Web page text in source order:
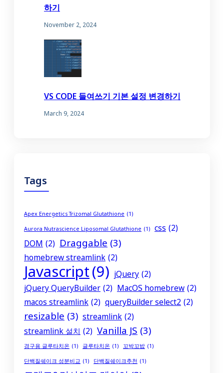
하기
November 2, 2024
VS CODE 들여쓰기 기본 설정 변경하기
March 9, 2024
Tags
Apex Energetics Trizomal Glutathione (1)
Aurora Nutrascience Liposomal Glutathione (1) css (2)
DOM (2) Draggable (3)
homebrew streamlink (2)
Javascript(9) jQuery (2)
jQuery QueryBuilder (2) MacOS homebrew (2)
macos streamlink (2) queryBuilder select2 (2)
resizable (3) streamlink (2)
streamlink 설치 (2) Vanilla JS (3)
경구용 글루타치온 (1) 글루타치온 (1) 꼬박꼬밥 (1)
단백질쉐이크 성분비교 (1) 단백질쉐이크추천 (1)